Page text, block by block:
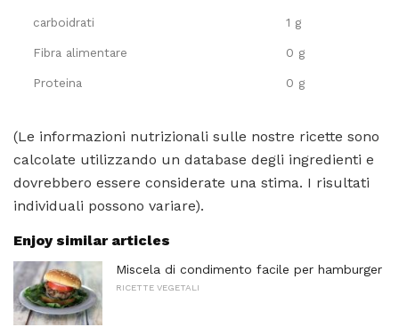
carboidrati 1 g
Fibra alimentare 0 g
Proteina 0 g
(Le informazioni nutrizionali sulle nostre ricette sono
calcolate utilizzando un database degli ingredienti e
dovrebbero essere considerate una stima. I risultati
individuali possono variare).
Enjoy similar articles
Miscela di condimento facile per hamburger
RICETTE VEGETALI